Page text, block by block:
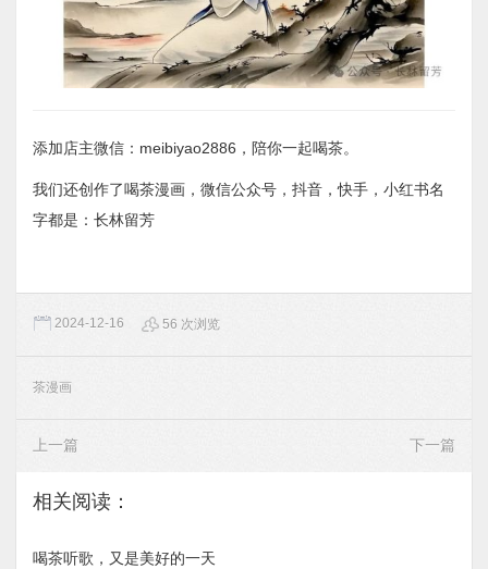
添加店主微信：meibiyao2886，陪你一起喝茶。
我们还创作了喝茶漫画，微信公众号，抖音，快手，小红书名
字都是：长林留芳
2024-12-16 56 次浏览
茶漫画
上一篇 下一篇
相关阅读：
喝茶听歌，又是美好的一天